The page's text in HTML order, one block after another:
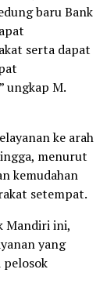
baru Bank
serta dapat
ungkap M.
ke arah
menurut
kemudahan
setempat.
Mandiri ini,
yang
pelosok